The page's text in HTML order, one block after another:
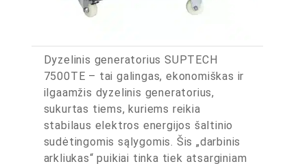
Dyzelinis generatorius SUPTECH
7500TE – tai galingas, ekonomiškas ir
ilgaamžis dyzelinis generatorius,
sukurtas tiems, kuriems reikia
stabilaus elektros energijos šaltinio
sudėtingomis sąlygomis. Šis „darbinis
arkliukas“ puikiai tinka tiek atsarginiam